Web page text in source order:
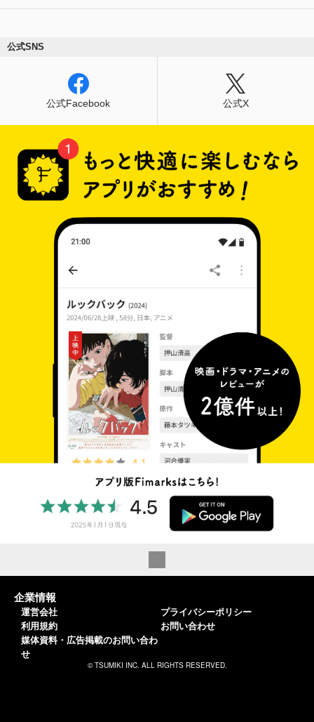
公式SNS
公式Facebook 公式X
企業情報
運営会社
利用規約
媒体資料・広告掲載のお問い合わ
せ
プライバシーポリシー
お問い合わせ
© TSUMIKI INC. ALL RIGHTS RESERVED.